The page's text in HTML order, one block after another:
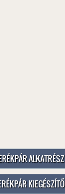
ALKATRÉSZ
KIEGÉSZÍTŐ